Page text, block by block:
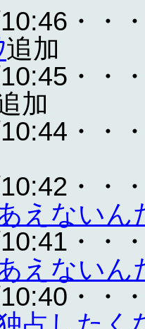
・・
追加
・・
加
・・
・・
えないん
・・
えないん
・・